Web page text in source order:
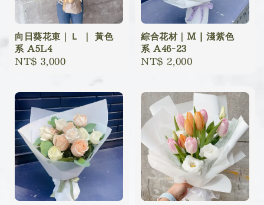
向日葵花束｜Ｌ ｜ 黃色
系 A5L4
Regular
NT$ 3,000
綜合花材｜M | 淺紫色
系 A46-23
Regular
NT$ 2,000